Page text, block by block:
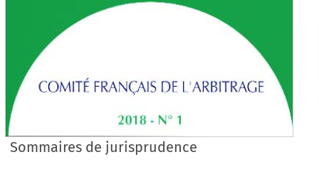
Sommaires de jurisprudence